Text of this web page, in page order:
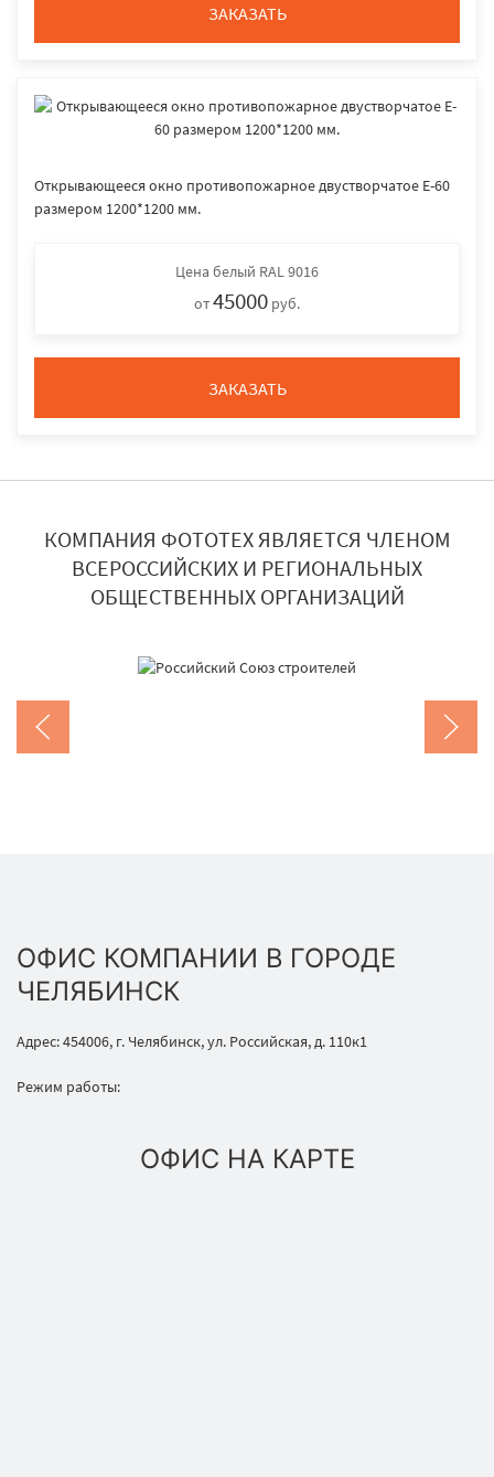
ЗАКАЗАТЬ
Открывающееся окно противопожарное двустворчатое E-60
размером 1200*1200 мм.
Цена белый RAL 9016
от45000 руб.
ЗАКАЗАТЬ
КОМПАНИЯ ФОТОТЕХ ЯВЛЯЕТСЯ ЧЛЕНОМ
ВСЕРОССИЙСКИХ И РЕГИОНАЛЬНЫХ
ОБЩЕСТВЕННЫХ ОРГАНИЗАЦИЙ
ОФИС КОМПАНИИ В ГОРОДЕ
ЧЕЛЯБИНСК
Адрес: 454006, г. Челябинск, ул. Российская, д. 110к1
Режим работы:
ОФИС НА КАРТЕ